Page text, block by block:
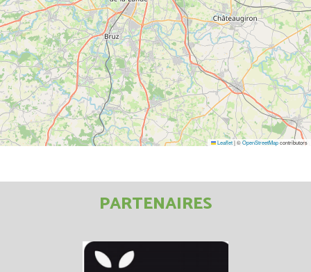
Leaflet|©OpenStreetMapcontributors
PARTENAIRES